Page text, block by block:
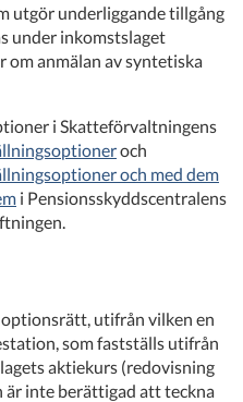
utgör underliggande tillgång
under inkomstslaget
om anmälan av syntetiska
i Skatteförvaltningens
och
och med dem
i Pensionsskyddscentralens
utifrån vilken en
som fastställs utifrån
aktiekurs (redovisning
inte berättigad att teckna